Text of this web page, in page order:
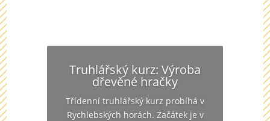
Truhlářský kurz: Výroba
dřevěné hračky
Třídenní truhlářský kurz probíhá v
Rychlebských horách. Začátek je v